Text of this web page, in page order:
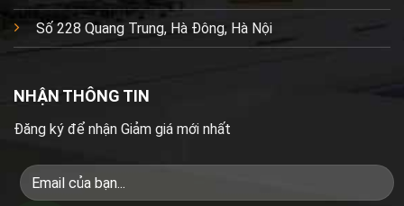
Số 228 Quang Trung, Hà Đông, Hà Nội
NHẬN THÔNG TIN
Đăng ký để nhận Giảm giá mới nhất